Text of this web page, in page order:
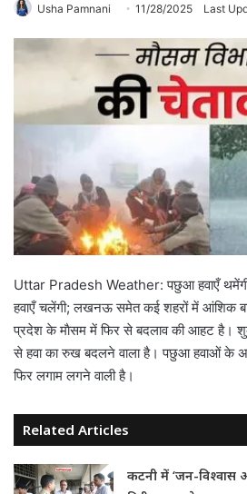
Usha Pamnani 11/28/2025 Last
Uttar Pradesh Weather: पछुआ हवाएँ थमेंगी,
हवाएँ चलेंगी; लखनऊ समेत कई शहरों में आंशिक
प्रदेश के माैसम में फिर से बदलाव की आहट है।
से हवा का रुख बदलने वाला है। पछुआ हवाओं के
फिर लगाम लगने वाली है।
Related Articles
कटनी में ‘जन-विश्वास